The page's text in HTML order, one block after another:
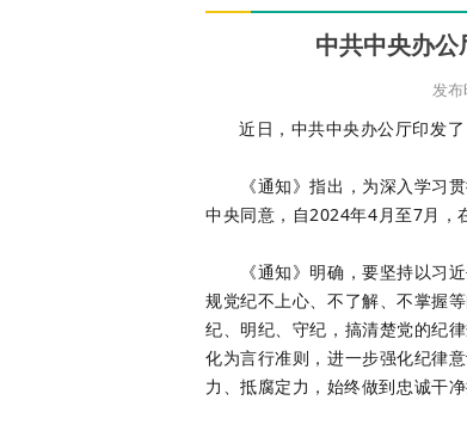
中共中央办
发布
近日，中共中央办公厅印发
《通知》指出，为深入学习贯
中央同意，自2024年4月至7月，
《通知》明确，要坚持以习近
规党纪不上心、不了解、不掌握
纪、明纪、守纪，搞清楚党的纪
化为言行准则，进一步强化纪律
力、抵腐定力，始终做到忠诚干净